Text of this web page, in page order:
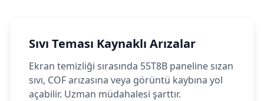
Sıvı Teması Kaynaklı Arızalar
Ekran temizliği sırasında 55T8B paneline sızan
sıvı, COF arızasına veya görüntü kaybına yol
açabilir. Uzman müdahalesi şarttır.